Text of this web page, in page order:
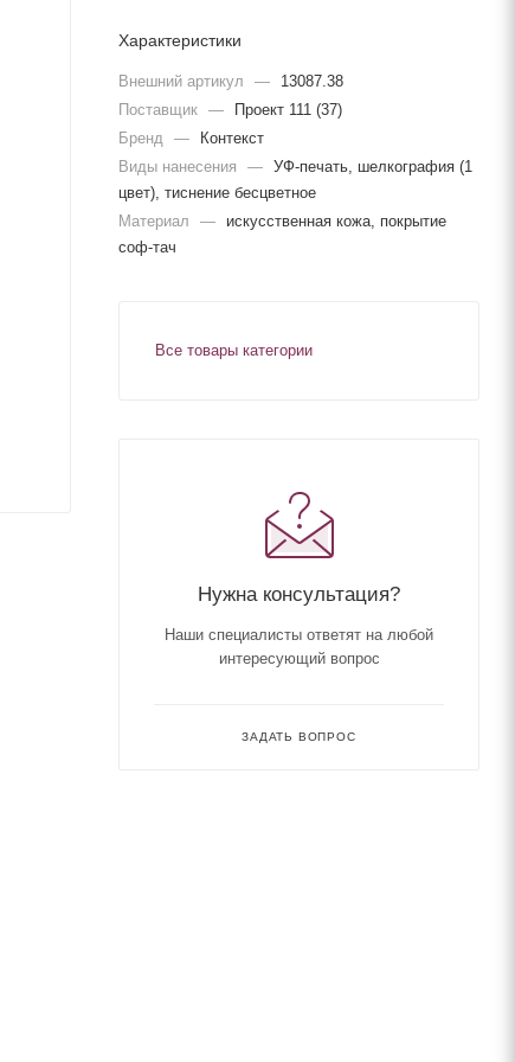
Характеристики
Внешний артикул —
13087.38
Поставщик —
Проект 111 (37)
Бренд
—
Контекст
Виды нанесения
— УФ-печать, шелкография (1
цвет), тиснение бесцветное
Материал
—
искусственная кожа, покрытие
соф-тач
Все товары категории
Нужна консультация?
Наши специалисты ответят на любой
интересующий вопрос
ЗАДАТЬ ВОПРОС